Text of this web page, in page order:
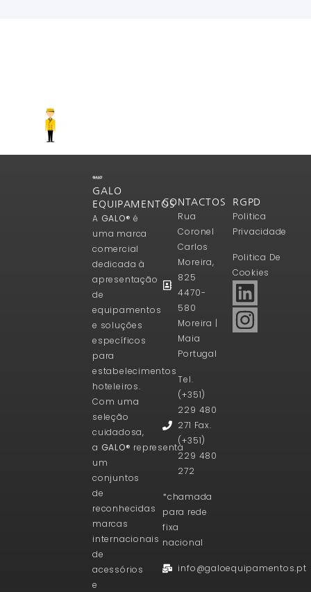
GALO
EQUIPAMENTOS
A GALO® é
uma marca
comercial
dedicada à
apresentação
de
equipamentos
e soluções
específicos
para
estabelecimentos
hoteleiros.
Com uma
seleção
cuidadosa,
a GALO® representa
um
conjuntos
de
reconhecidas
marcas
internacionais
de
acessórios
e
CONTACTOS
Rua
Coronel
Carlos
Moreira,
825
4470-
580
Moreira |
Maia
Portugal
Tel.
(+351)
229 480
271 Fax.
(+351)
229 480
272
*chamada
para rede
fixa
nacional
info@galoequipamentos.pt
RGPD
Politica
Privacidade
Politica De
Cookies